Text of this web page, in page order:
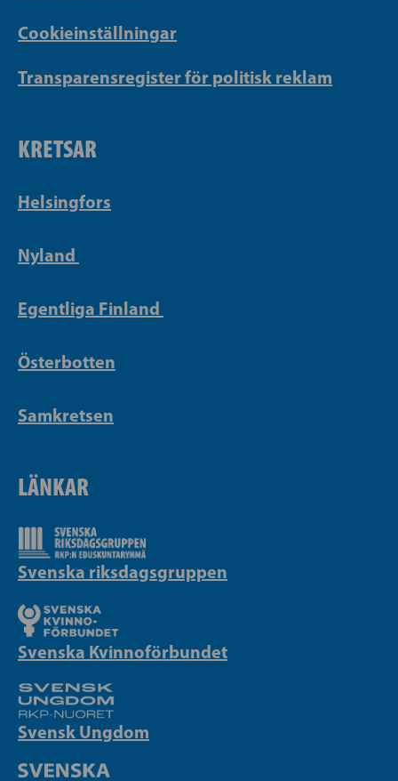
Cookieinställningar
Transparensregister för politisk reklam
KRETSAR
Helsingfors
Nyland
Egentliga Finland
Österbotten
Samkretsen
LÄNKAR
Svenska riksdagsgruppen
Svenska Kvinnoförbundet
Svensk Ungdom